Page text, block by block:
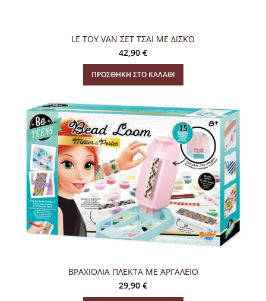
LE TOY VAN ΣΕΤ ΤΣΑΙ ΜΕ ΔΙΣΚΟ
42,90 €
ΠΡΟΣΘΉΚΗ ΣΤΟ ΚΑΛΆΘΙ
ΒΡΑΧΙΟΛΙΑ ΠΛΕΚΤΑ ME ΑΡΓΑΛΕΙΟ
29,90 €